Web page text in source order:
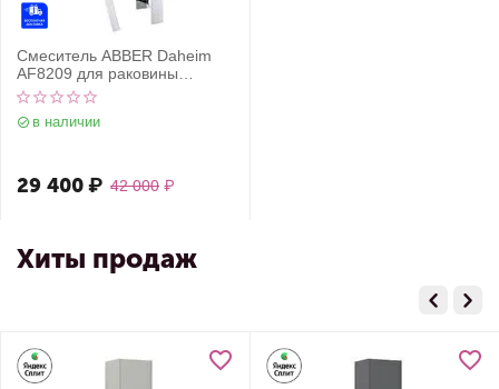
Смеситель ABBER Daheim
AF8209 для раковины
скрытого монтажа, хром
в наличии
42 000 ₽
29 400₽
Хиты продаж